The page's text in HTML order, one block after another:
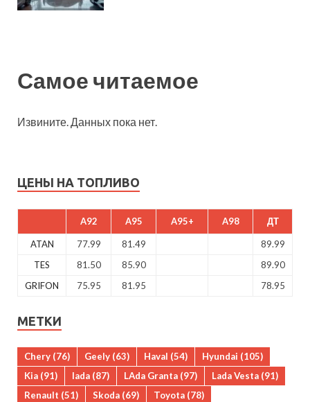
Самое читаемое
Извините. Данных пока нет.
ЦЕНЫ НА ТОПЛИВО
A92 A95 A95+ A98 ДТ
ATAN 77.99 81.49
89.99
TES
81.50 85.90
89.90
GRIFON
75.95 81.95 78.95
МЕТКИ
Chery (76) Geely (63) Haval (54) Hyundai (105)
Kia (91) lada (87) LAda Granta (97) Lada Vesta (91)
Renault (51) Skoda (69) Toyota (78)